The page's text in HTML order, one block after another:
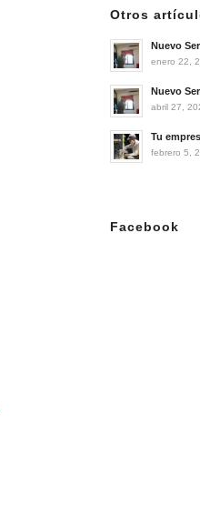
Otros
Nuevo
enero 22,
Nuevo
abril 27,
Tu
febrero 5,
Facebook